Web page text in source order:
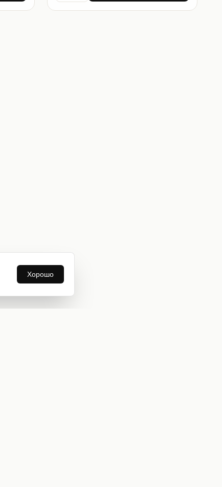
Хорошо